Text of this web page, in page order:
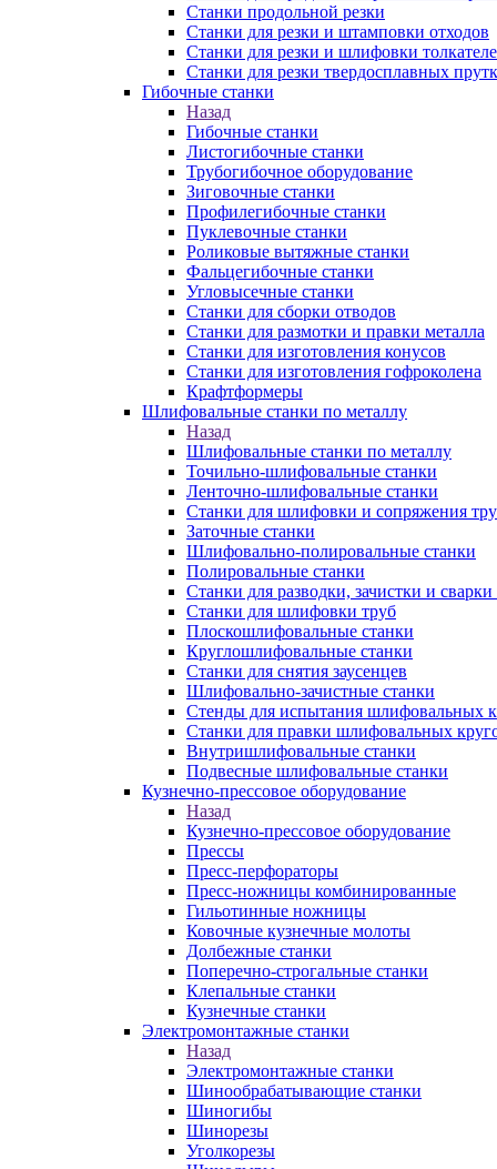
Станки продольной резки
Станки для резки и штамповки отходов
Станки для резки и шлифовки
Станки для резки твердосплавных
Гибочные станки
Назад
Гибочные станки
Листогибочные станки
Трубогибочное оборудование
Зиговочные станки
Профилегибочные станки
Пуклевочные станки
Роликовые вытяжные станки
Фальцегибочные станки
Угловысечные станки
Станки для сборки отводов
Станки для размотки и правки металла
Станки для изготовления конусов
Станки для изготовления гофроколена
Крафтформеры
Шлифовальные станки по металлу
Назад
Шлифовальные станки по металлу
Точильно-шлифовальные станки
Ленточно-шлифовальные станки
Станки для шлифовки и сопряжения
Заточные станки
Шлифовально-полировальные станки
Полировальные станки
Станки для разводки, зачистки и сварки
Станки для шлифовки труб
Плоскошлифовальные станки
Круглошлифовальные станки
Станки для снятия заусенцев
Шлифовально-зачистные станки
Стенды для испытания шлифовальных
Станки для правки шлифовальных
Внутришлифовальные станки
Подвесные шлифовальные станки
Кузнечно-прессовое оборудование
Назад
Кузнечно-прессовое оборудование
Прессы
Пресс-перфораторы
Пресс-ножницы комбинированные
Гильотинные ножницы
Ковочные кузнечные молоты
Долбежные станки
Поперечно-строгальные станки
Клепальные станки
Кузнечные станки
Электромонтажные станки
Назад
Электромонтажные станки
Шинообрабатывающие станки
Шиногибы
Шинорезы
Уголкорезы